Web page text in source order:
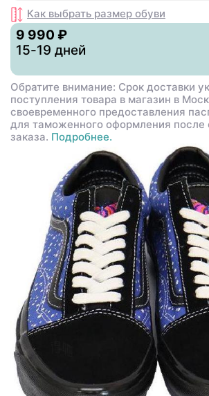
Как выбрать размер обуви
9 990 ₽
15-19 дней
Обратите внимание: Срок доставки
поступления товара в магазин в
своевременного предоставления
для таможенного оформления после
заказа. Подробнее.